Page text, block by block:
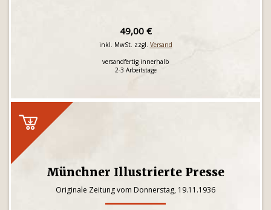
49,00 €
inkl. MwSt. zzgl. Versand
versandfertig innerhalb
2-3 Arbeitstage
Münchner Illustrierte Presse
Originale Zeitung vom Donnerstag, 19.11.1936